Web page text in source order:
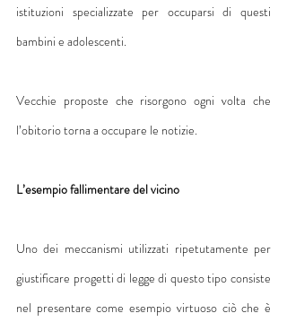
istituzioni specializzate per occuparsi di questi
bambini e adolescenti.
Vecchie proposte che risorgono ogni volta che
l’obitorio torna a occupare le notizie.
L’esempio fallimentare del vicino
Uno dei meccanismi utilizzati ripetutamente per
giustificare progetti di legge di questo tipo consiste
nel presentare come esempio virtuoso ciò che è